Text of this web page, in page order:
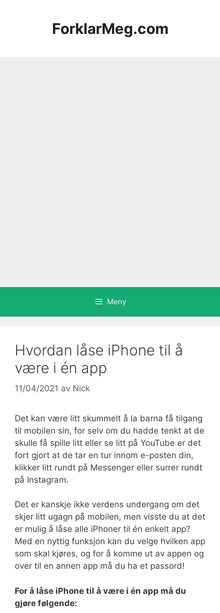
ForklarMeg.com
Meny
Hvordan låse iPhone til å
være i én app
11/04/2021 av Nick
Det kan være litt skummelt å la barna få tilgang
til mobilen sin, for selv om du hadde tenkt at de
skulle få spille litt eller se litt på YouTube er det
fort gjort at de tar en tur innom e-posten din,
klikker litt rundt på Messenger eller surrer rundt
på Instagram.
Det er kanskje ikke verdens undergang om det
skjer litt ugagn på mobilen, men visste du at det
er mulig å låse alle iPhoner til én enkelt app?
Med en nyttig funksjon kan du velge hvilken app
som skal kjøres, og for å komme ut av appen og
over til en annen app må du ha et passord!
For å låse iPhone til å være i én app må du
gjøre følgende: